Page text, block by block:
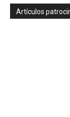
Artículos